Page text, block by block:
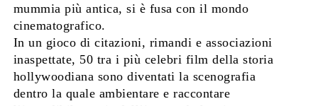
mummia più antica, si è fusa con il mondo
cinematografico.
In un gioco di citazioni, rimandi e associazioni
inaspettate, 50 tra i più celebri film della storia
hollywoodiana sono diventati la scenografia
dentro la quale ambientare e raccontare